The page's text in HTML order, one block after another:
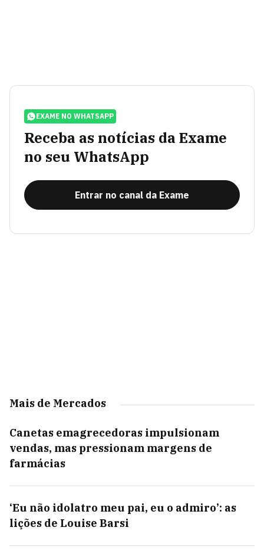
EXAME NO WHATSAPP
Receba as notícias da Exame
no seu WhatsApp
Entrar no canal da Exame
Mais de Mercados
Canetas emagrecedoras impulsionam
vendas, mas pressionam margens de
farmácias
‘Eu não idolatro meu pai, eu o admiro’: as
lições de Louise Barsi